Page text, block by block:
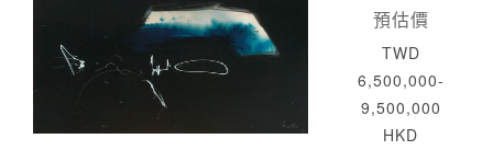
預估價
TWD
6,500,000-
9,500,000
HKD